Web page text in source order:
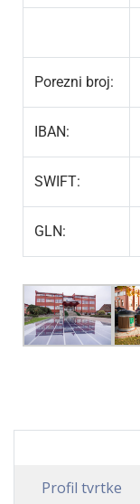
Porezni broj:
IBAN:
SWIFT:
GLN:
Profil tvrtke